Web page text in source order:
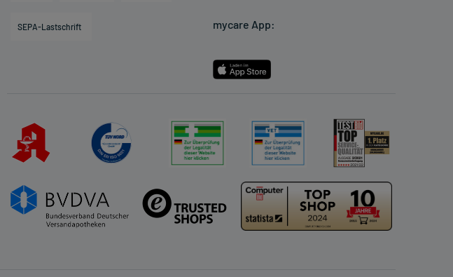
SEPA-Lastschrift mycare App: